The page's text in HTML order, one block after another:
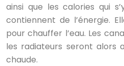
ainsi que les calories qui
contiennent de l’énergie.
pour chauffer l’eau. Les
les radiateurs seront alors
chaude.